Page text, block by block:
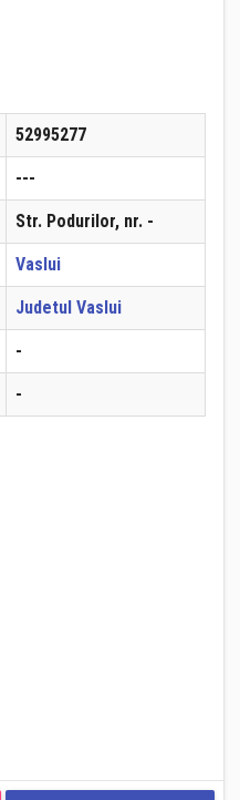
52995277
---
Str. Podurilor, nr. -
Vaslui
Judetul Vaslui
-
-